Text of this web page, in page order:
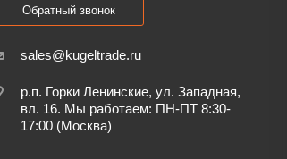
Обратный звонок
sales@kugeltrade.ru
р.п. Горки Ленинские, ул. Западная,
вл. 16. Мы работаем: ПН-ПТ 8:30-
17:00 (Москва)